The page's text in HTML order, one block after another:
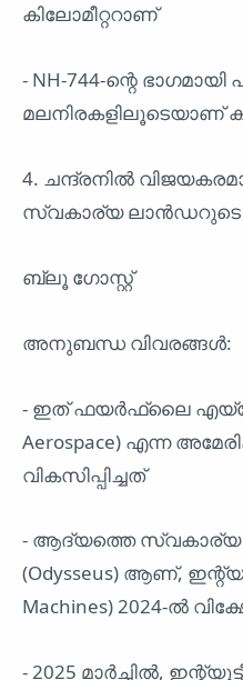
കിലോമീറ്ററാണ്
- NH-744-ന്റെ ഭാഗമായി
മലനിരകളിലൂടെയാണ്
4. ചന്ദ്രനിൽ
സ്വകാര്യ ലാൻഡറുടെ
ബ്ലൂ ഗോസ്റ്റ്
അനുബന്ധ വിവരങ്ങൾ:
- ഇത് ഫയർഫ്ലൈ
Aerospace) എന്ന
വികസിപ്പിച്ചത്
- ആദ്യത്തെ
(Odysseus) ആണ്,
Machines) 2024-ൽ
- 2025 മാർച്ചിൽ,